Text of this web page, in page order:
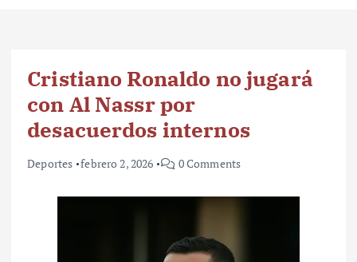
Cristiano Ronaldo no jugará
con Al Nassr por
desacuerdos internos
Deportes febrero 2, 2026 0 Comments